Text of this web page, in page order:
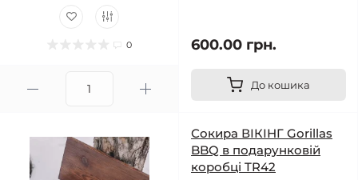
0 600.00 грн.
До кошика
Сокира ВІКІНГ Gorillas
BBQ в подарунковій
коробці TR42